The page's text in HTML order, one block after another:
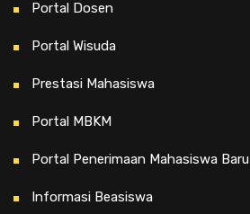
Portal Dosen
Portal Wisuda
Prestasi Mahasiswa
Portal MBKM
Portal Penerimaan Mahasiswa Baru
Informasi Beasiswa